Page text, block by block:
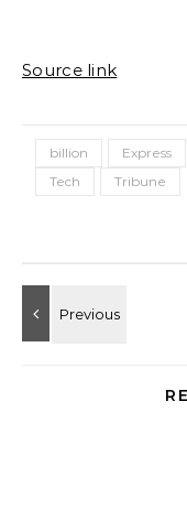
Source link
billion Express
Tech
Tribune